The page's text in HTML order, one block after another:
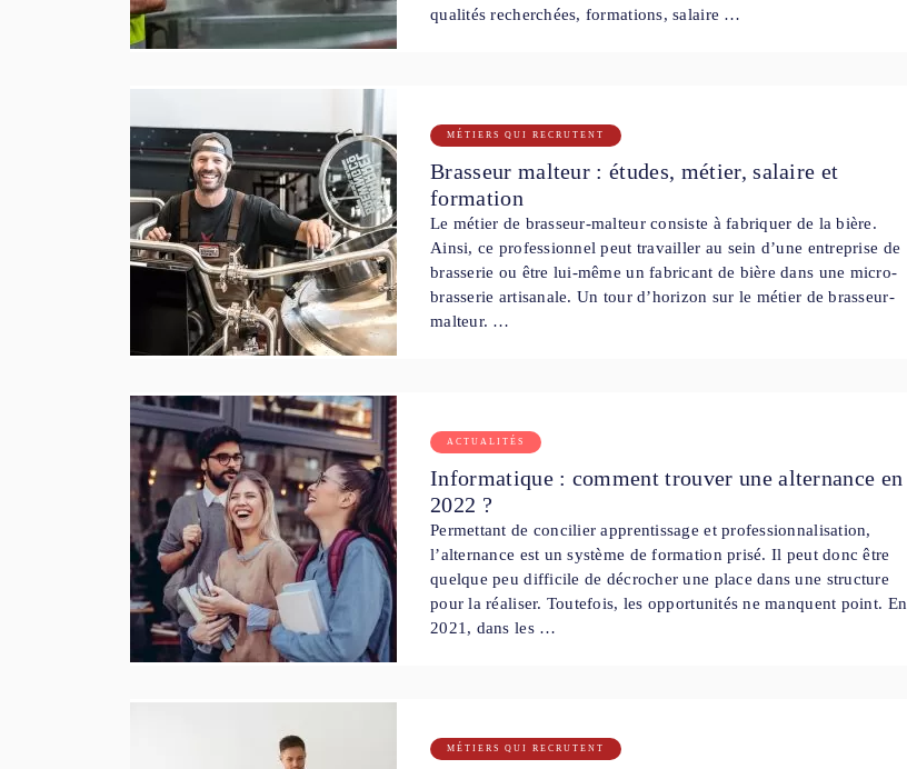
qualités recherchées, formations, salaire …
MÉTIERS QUI RECRUTENT
Brasseur malteur : études, métier, salaire et
formation
Le métier de brasseur-malteur consiste à fabriquer de la bière.
Ainsi, ce professionnel peut travailler au sein d’une entreprise de
brasserie ou être lui-même un fabricant de bière dans une micro-
brasserie artisanale. Un tour d’horizon sur le métier de brasseur-
malteur. …
ACTUALITÉS
Informatique : comment trouver une alternance en
2022 ?
Permettant de concilier apprentissage et professionnalisation,
l’alternance est un système de formation prisé. Il peut donc être
quelque peu difficile de décrocher une place dans une structure
pour la réaliser. Toutefois, les opportunités ne manquent point. En
2021, dans les …
MÉTIERS QUI RECRUTENT